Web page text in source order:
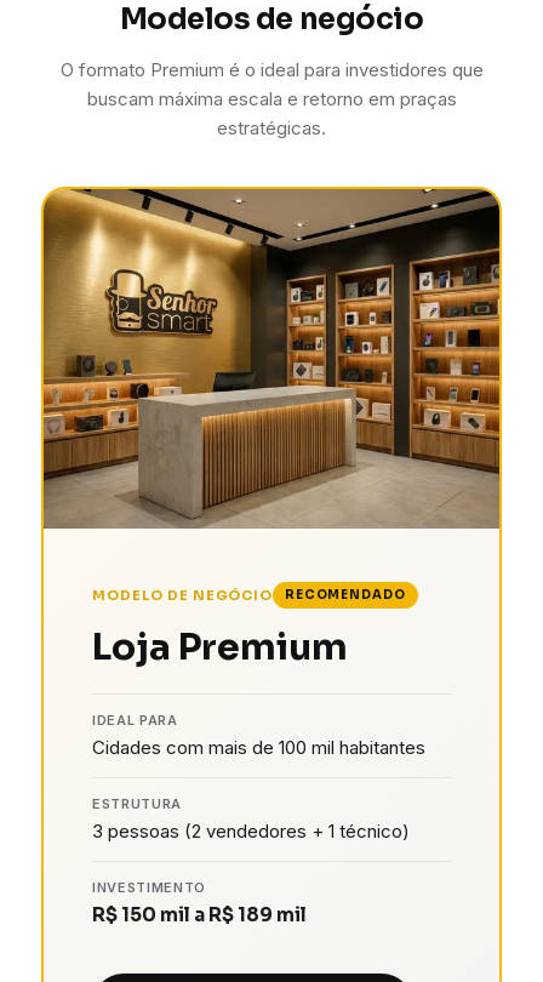
Modelos de negócio
O formato Premium é o ideal para investidores que
buscam máxima escala e retorno em praças
estratégicas.
MODELO DE NEGÓCIO RECOMENDADO
Loja Premium
IDEAL PARA
Cidades com mais de 100 mil habitantes
ESTRUTURA
3 pessoas (2 vendedores + 1 técnico)
INVESTIMENTO
R$ 150 mil a R$ 189 mil